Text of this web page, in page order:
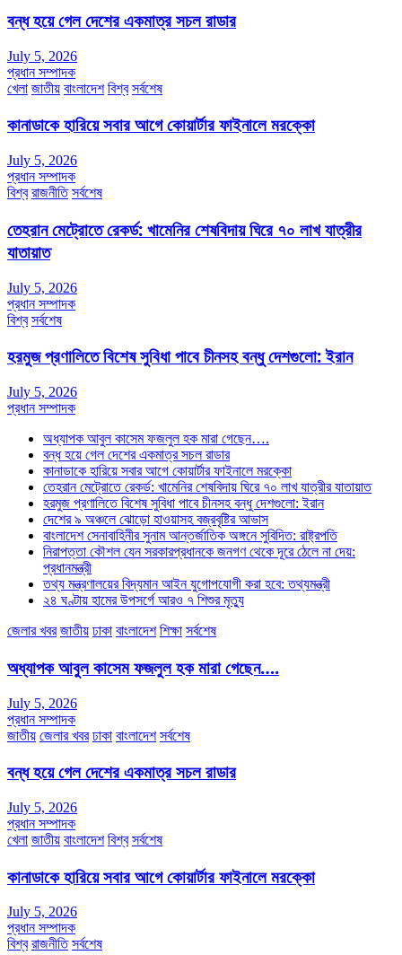
বন্ধ হয়ে গেল দেশের একমাত্র সচল রাডার
July 5, 2026
প্রধান সম্পাদক
খেলা জাতীয় বাংলাদেশ বিশ্ব সর্বশেষ
কানাডাকে হারিয়ে সবার আগে কোয়ার্টার ফাইনালে মরক্কো
July 5, 2026
প্রধান সম্পাদক
বিশ্ব রাজনীতি সর্বশেষ
তেহরান মেট্রোতে রেকর্ড: খামেনির শেষবিদায় ঘিরে ৭০ লাখ যাত্রীর
যাতায়াত
July 5, 2026
প্রধান সম্পাদক
বিশ্ব সর্বশেষ
হরমুজ প্রণালিতে বিশেষ সুবিধা পাবে চীনসহ বন্ধু দেশগুলো: ইরান
July 5, 2026
প্রধান সম্পাদক
অধ্যাপক আবুল কাসেম ফজলুল হক মারা গেছেন….
বন্ধ হয়ে গেল দেশের একমাত্র সচল রাডার
কানাডাকে হারিয়ে সবার আগে কোয়ার্টার ফাইনালে মরক্কো
তেহরান মেট্রোতে রেকর্ড: খামেনির শেষবিদায় ঘিরে ৭০ লাখ যাত্রীর যাতায়াত
হরমুজ প্রণালিতে বিশেষ সুবিধা পাবে চীনসহ বন্ধু দেশগুলো: ইরান
দেশের ৯ অঞ্চলে ঝোড়ো হাওয়াসহ বজ্রবৃষ্টির আভাস
বাংলাদেশ সেনাবাহিনীর সুনাম আন্তর্জাতিক অঙ্গনে সুবিদিত: রাষ্ট্রপতি
নিরাপত্তা কৌশল যেন সরকারপ্রধানকে জনগণ থেকে দূরে ঠেলে না দেয়:
প্রধানমন্ত্রী
তথ্য মন্ত্রণালয়ের বিদ্যমান আইন যুগোপযোগী করা হবে: তথ্যমন্ত্রী
২৪ ঘণ্টায় হামের উপসর্গে আরও ৭ শিশুর মৃত্যু
জেলার খবর জাতীয় ঢাকা বাংলাদেশ শিক্ষা সর্বশেষ
অধ্যাপক আবুল কাসেম ফজলুল হক মারা গেছেন….
July 5, 2026
প্রধান সম্পাদক
জাতীয় জেলার খবর ঢাকা বাংলাদেশ সর্বশেষ
বন্ধ হয়ে গেল দেশের একমাত্র সচল রাডার
July 5, 2026
প্রধান সম্পাদক
খেলা জাতীয় বাংলাদেশ বিশ্ব সর্বশেষ
কানাডাকে হারিয়ে সবার আগে কোয়ার্টার ফাইনালে মরক্কো
July 5, 2026
প্রধান সম্পাদক
বিশ্ব রাজনীতি সর্বশেষ